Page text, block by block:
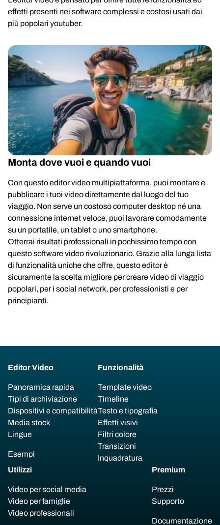
effetti presenti nei software complessi e costosi usati dai
più popolari youtuber.
Monta dove vuoi e quando vuoi
Con questo editor video multipiattaforma, puoi montare e
pubblicare i tuoi video direttamente dal luogo del tuo
viaggio. Non serve un costoso computer desktop né una
connessione internet veloce, puoi lavorare comodamente
su un portatile, un tablet o uno smartphone.
Otterrai risultati professionali in pochissimo tempo con
questo software video rivoluzionario. Grazie alla lunga lista
di funzionalità uniche che offre, questo editor è
sicuramente la scelta migliore per creare video di viaggio
popolari, per i social network, per professionisti e per
principianti.
Editor Video
Panoramica rapida
Tipi di archiviazione
Dispositivi e compatibilità
Media stock
Lingue
Esempi
Funzionalità
Template video
Timeline
Testo e tipografia
Effetti visivi
Filtri colore
Transizioni
Inquadratura
Utilizzi
Video per social media
Video per famiglie
Video professionali
Premium
Prezzi
Supporto
Documentazione